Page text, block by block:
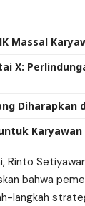
Massal
X:
Diharapkan
Rinto
bahwa
langkah